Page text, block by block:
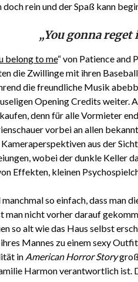
doch rein und der Spaß kann
„You gonna
belong to me“ von Patience and
die Zwillinge mit ihren
die freundliche Musik
Opening Credits weiter.
denn für alle Vormieter
vorbei an allen
aus der
wobei der dunkle Keller
Effekten, kleinen
so einfach, dass man
man nicht vorher darauf
so alt wie das Haus selbst
Mannes zu einem sexy
in American Horror Storygroß
Harmon verantwortlich ist.